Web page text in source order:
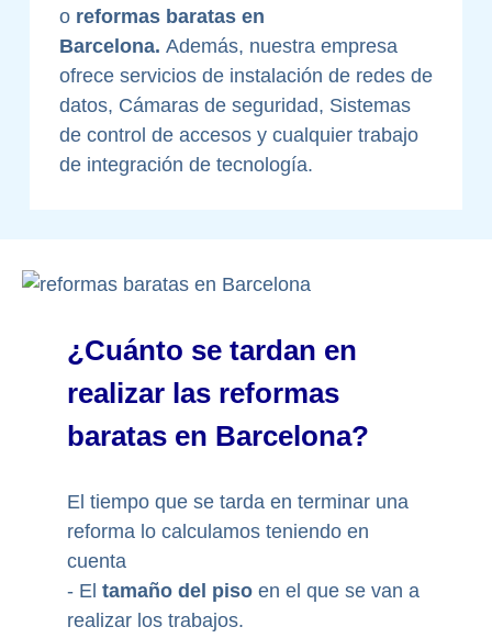
o reformas baratas en
Barcelona. Además, nuestra empresa
ofrece servicios de instalación de redes de
datos, Cámaras de seguridad, Sistemas
de control de accesos y cualquier trabajo
de integración de tecnología.
¿Cuánto se tardan en
realizar las reformas
baratas en Barcelona?
El tiempo que se tarda en terminar una
reforma lo calculamos teniendo en
cuenta
- El tamaño del pisoen el que se van a
realizar los trabajos.